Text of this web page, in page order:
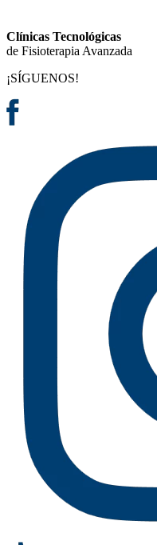
Clínicas Tecnológicas
de Fisioterapia Avanzada
¡SÍGUENOS!